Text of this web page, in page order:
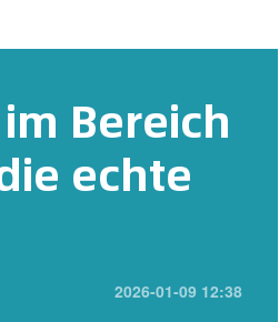
Bereich
echte
2026-01-09 12:38